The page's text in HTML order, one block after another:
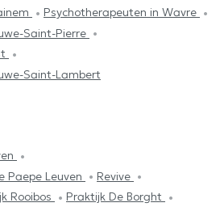
Psychotherapeuten in Wavre
Saint-Pierre
Saint-Lambert
Paepe Leuven
Revive
Rooibos
Praktijk De Borght